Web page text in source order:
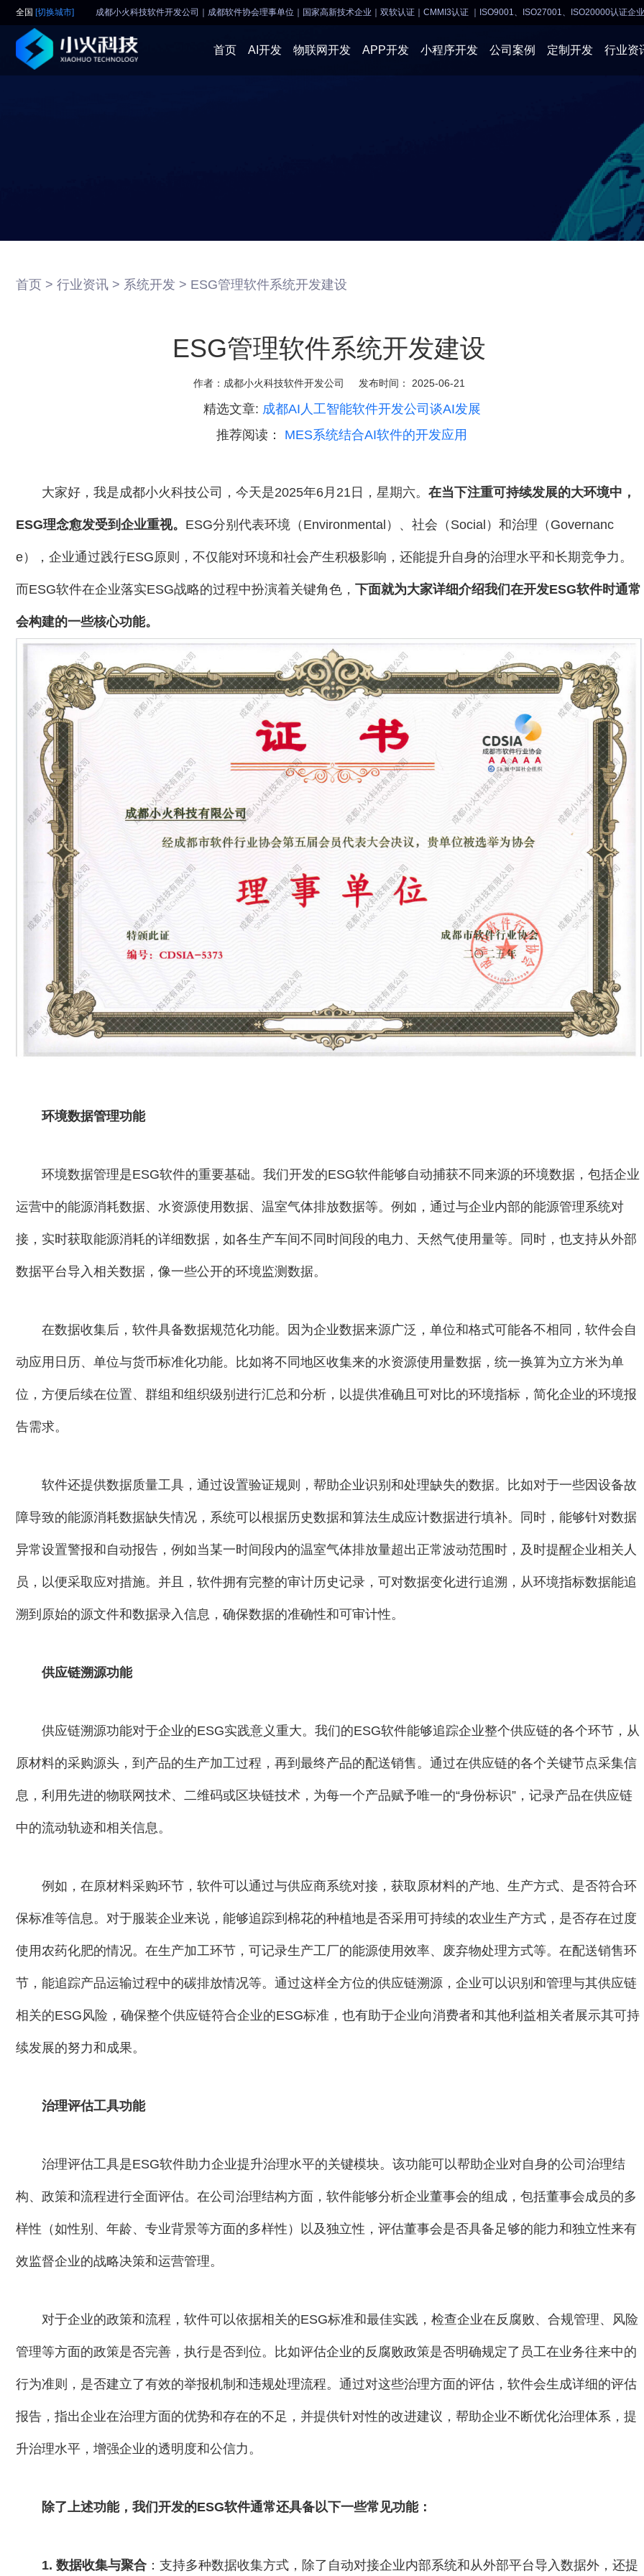
全国 [切换城市] 成都小火科技软件开发公司｜成都软件协会理事单位 国家高新技术企业｜双软认证｜CMMI3认证 ｜ISO9001、ISO27001、ISO20000认证企业
首页 AI开发 物联网开发 APP开发 小程序开发 公司案例 定制开发 行业资
小程序
系统开发
物联网
网站建设
企业经营
商业行情
首页 > 行业资讯 > 系统开发 > ESG管理软件系统开发建设
ESG管理软件系统开发建设
作者： 成都小火科技软件开发公司 发布时间： 2025-06-21
精选文章: 成都AI人工智能软件开发公司谈AI发展
推荐阅读： MES系统结合AI软件的开发应用
大家好，我是成都小火科技公司，今天是2025年6月21日，星期六。 在当下注重可持续发展的大环境中，
ESG理念愈发受到企业重视。 ESG分别代表环境（Environmental）、社会（Social）和治理（Governanc
e），企业通过践行ESG原则，不仅能对环境和社会产生积极影响，还能提升自身的治理水平和长期竞争力。
而ESG软件在企业落实ESG战略的过程中扮演着关键角色， 下面就为大家详细介绍我们在开发ESG软件时通常
会构建的一些核心功能。
环境数据管理功能
环境数据管理是ESG软件的重要基础。我们开发的ESG软件能够自动捕获不同来源的环境数据，包括企业
运营中的能源消耗数据、水资源使用数据、温室气体排放数据等。例如，通过与企业内部的能源管理系统对
接，实时获取能源消耗的详细数据，如各生产车间不同时间段的电力、天然气使用量等。同时，也支持从外部
数据平台导入相关数据，像一些公开的环境监测数据。
在数据收集后，软件具备数据规范化功能。因为企业数据来源广泛，单位和格式可能各不相同，软件会自
动应用日历、单位与货币标准化功能。比如将不同地区收集来的水资源使用量数据，统一换算为立方米为单
位，方便后续在位置、群组和组织级别进行汇总和分析，以提供准确且可对比的环境指标，简化企业的环境报
告需求。
软件还提供数据质量工具，通过设置验证规则，帮助企业识别和处理缺失的数据。比如对于一些因设备故
障导致的能源消耗数据缺失情况，系统可以根据历史数据和算法生成应计数据进行填补。同时，能够针对数据
异常设置警报和自动报告，例如当某一时间段内的温室气体排放量超出正常波动范围时，及时提醒企业相关人
员，以便采取应对措施。并且，软件拥有完整的审计历史记录，可对数据变化进行追溯，从环境指标数据能追
溯到原始的源文件和数据录入信息，确保数据的准确性和可审计性。
供应链溯源功能
供应链溯源功能对于企业的ESG实践意义重大。我们的ESG软件能够追踪企业整个供应链的各个环节，从
原材料的采购源头，到产品的生产加工过程，再到最终产品的配送销售。通过在供应链的各个关键节点采集信
息，利用先进的物联网技术、二维码或区块链技术，为每一个产品赋予唯一的“身份标识”，记录产品在供应链
中的流动轨迹和相关信息。
例如，在原材料采购环节，软件可以通过与供应商系统对接，获取原材料的产地、生产方式、是否符合环
保标准等信息。对于服装企业来说，能够追踪到棉花的种植地是否采用可持续的农业生产方式，是否存在过度
使用农药化肥的情况。在生产加工环节，可记录生产工厂的能源使用效率、废弃物处理方式等。在配送销售环
节，能追踪产品运输过程中的碳排放情况等。通过这样全方位的供应链溯源，企业可以识别和管理与其供应链
相关的ESG风险，确保整个供应链符合企业的ESG标准，也有助于企业向消费者和其他利益相关者展示其可持
续发展的努力和成果。
治理评估工具功能
治理评估工具是ESG软件助力企业提升治理水平的关键模块。该功能可以帮助企业对自身的公司治理结
构、政策和流程进行全面评估。在公司治理结构方面，软件能够分析企业董事会的组成，包括董事会成员的多
样性（如性别、年龄、专业背景等方面的多样性）以及独立性，评估董事会是否具备足够的能力和独立性来有
效监督企业的战略决策和运营管理。
对于企业的政策和流程，软件可以依据相关的ESG标准和最佳实践，检查企业在反腐败、合规管理、风险
管理等方面的政策是否完善，执行是否到位。比如评估企业的反腐败政策是否明确规定了员工在业务往来中的
行为准则，是否建立了有效的举报机制和违规处理流程。通过对这些治理方面的评估，软件会生成详细的评估
报告，指出企业在治理方面的优势和存在的不足，并提供针对性的改进建议，帮助企业不断优化治理体系，提
升治理水平，增强企业的透明度和公信力。
除了上述功能，我们开发的ESG软件通常还具备以下一些常见功能：
1. 数据收集与聚合 ：支持多种数据收集方式，除了自动对接企业内部系统和从外部平台导入数据外，还提